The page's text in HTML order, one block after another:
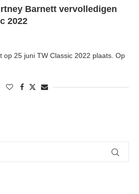
Barnett vervolledigen
2022
op 25 juni TW Classic 2022 plaats. Op